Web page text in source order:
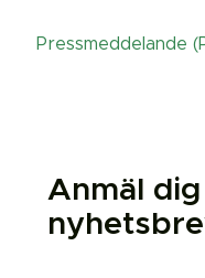
Pressmeddelande
Anmäl